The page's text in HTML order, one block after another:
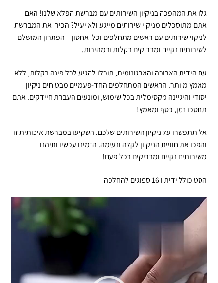
גלו את המהפכה בניקיון השירותים עם מברשת הפלא שלנו! האם
אתם מתוסכלים מניקוי שירותים מייגע ולא יעיל? הכירו את המברשת
לניקוי שירותים עם ראשים מתחלפים וכלי אחסון – הפתרון המושלם
לשירותים נקיים ומבריקים בקלות ובמהירות.
עם הידית הארוכה והארגונומית, תוכלו להגיע לכל פינה בקלות, ללא
מאמץ מיותר. הראשים המתחלפים החד-פעמיים מבטיחים ניקיון
יסודי והיגיינה מקסימלית בכל שימוש, ומונעים העברת חיידקים. אתם
תחסכו זמן, כסף ומאמץ!
אל תתפשרו על ניקיון השירותים שלכם. השקיעו במברשת איכותית זו
והפכו את חוויית הניקיון לקלה ונעימה. הזמינו עכשיו ותיהנו
משירותים נקיים ומבריקים בכל פעם!
הסט כולל ידית ו 16 ספוגים להחלפה
נגן
וידאו